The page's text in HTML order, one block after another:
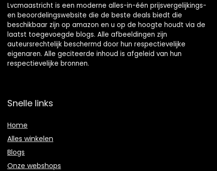
Lvcmaastricht is een moderne alles-in-één prijsvergelijkings-
en beoordelingswebsite die de beste deals biedt die
beschikbaar zijn op amazon en u op de hoogte houdt via de
laatst toegevoegde blogs. Alle afbeeldingen zijn
auteursrechtelijk beschermd door hun respectievelijke
eigenaren. Alle geciteerde inhoud is afgeleid van hun
respectievelijke bronnen.
Snelle links
Home
Alles winkelen
Blogs
Onze webshops